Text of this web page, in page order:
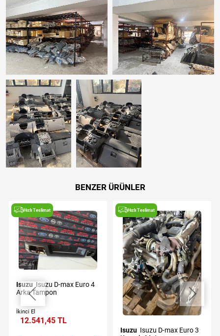
BENZER ÜRÜNLER
Hızlı Teslimat
Isuzu
Arka Tampon
İkinci El
12.541,45 TL
Hızlı Teslimat
Isuzu